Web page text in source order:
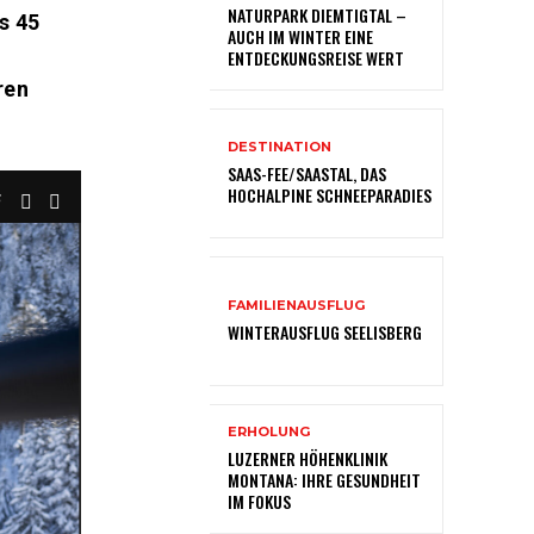
45
NATURPARK DIEMTIGTAL –
AUCH IM WINTER EINE
ENTDECKUNGSREISE WERT
DESTINATION
SAAS-FEE/SAASTAL, DAS
HOCHALPINE SCHNEEPARADIES
FAMILIENAUSFLUG
WINTERAUSFLUG SEELISBERG
ERHOLUNG
LUZERNER HÖHENKLINIK
MONTANA: IHRE GESUNDHEIT
IM FOKUS